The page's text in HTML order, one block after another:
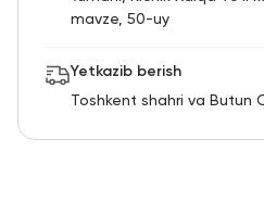
mavze, 50-uy
Yetkazib berish
Toshkent shahri va Butun